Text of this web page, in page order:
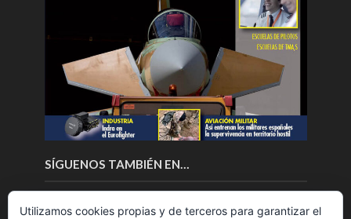
SÍGUENOS TAMBIÉN EN…
Utilizamos cookies propias y de terceros para garantizar el